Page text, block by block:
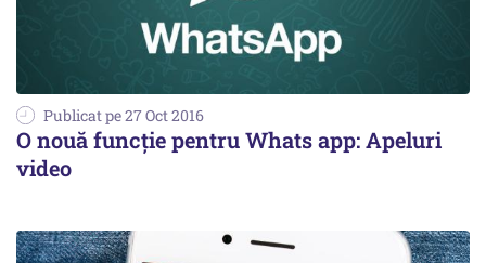
Publicat pe 27 Oct 2016
O nouă funcție pentru Whats app: Apeluri
video